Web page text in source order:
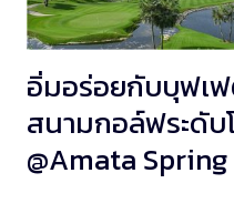
อิ่มอร่อยกับบุฟเ
สนามกอล์ฟระดับ
@Amata